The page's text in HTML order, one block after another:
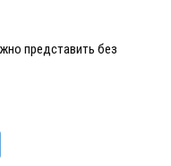
представить без